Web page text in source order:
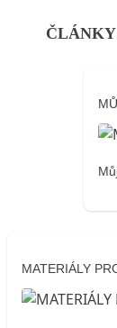
MATERIÁLY